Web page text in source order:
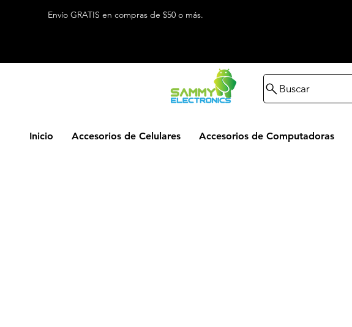
Envío GRATIS en compras de $50 o más.
Buscar
Inicio Accesorios de Celulares Accesorios de Computadoras